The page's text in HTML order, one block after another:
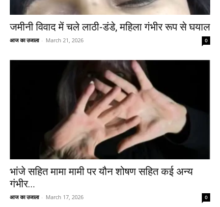
जमीनी विवाद में चले लाठी-डंडे, महिला गंभीर रूप से घयाल
आज का उजाला - March 21, 2026 0
भांजे सहित मामा मामी पर यौन शोषण सहित कई अन्य
गंभीर...
आज का उजाला - March 17, 2026 0